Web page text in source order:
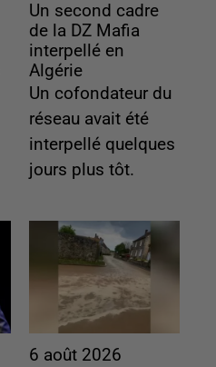
Un second cadre
de la DZ Mafia
interpellé en
Algérie
Un cofondateur du
réseau avait été
interpellé quelques
jours plus tôt.
6 août 2026